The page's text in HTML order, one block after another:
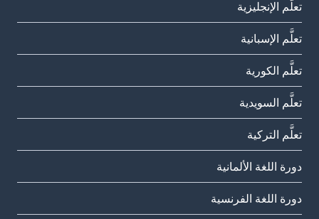
تعلَّم الإنجليزية
تعلَّم الإسبانية
تعلَّم الكورية
تعلَّم السويدية
تعلَّم التركية
دورة اللغة الألمانية
دورة اللغة الفرنسية